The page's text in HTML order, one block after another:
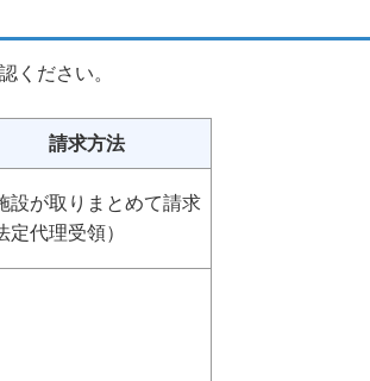
ください。
請求方法
設が取りまとめて請求
定代理受領）